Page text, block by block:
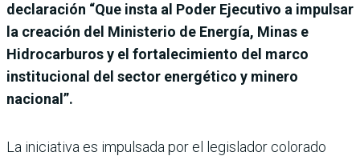
declaración “Que insta al Poder Ejecutivo a impulsar
la creación del Ministerio de Energía, Minas e
Hidrocarburos y el fortalecimiento del marco
institucional del sector energético y minero
nacional”.
La iniciativa es impulsada por el legislador colorado